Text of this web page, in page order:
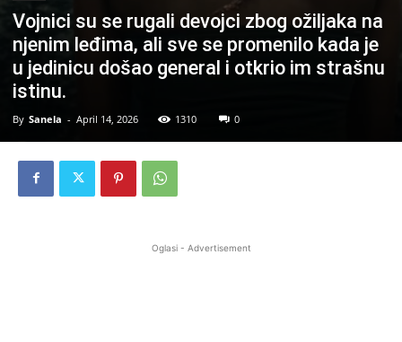
Vojnici su se rugali devojci zbog ožiljaka na
njenim leđima, ali sve se promenilo kada je
u jedinicu došao general i otkrio im strašnu
istinu.
By Sanela - April 14, 2026 1310 0
Oglasi - Advertisement